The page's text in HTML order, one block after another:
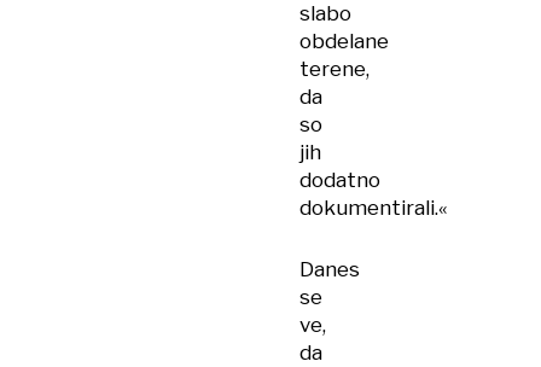
slabo
obdelane
terene,
da
so
jih
dodatno
dokumentirali.«
Danes
se
ve,
da